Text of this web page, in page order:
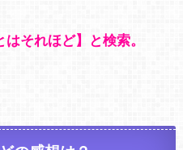
それほど】と検索。